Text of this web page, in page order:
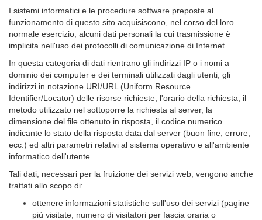
I sistemi informatici e le procedure software preposte al
funzionamento di questo sito acquisiscono, nel corso del loro
normale esercizio, alcuni dati personali la cui trasmissione è
implicita nell'uso dei protocolli di comunicazione di Internet.
In questa categoria di dati rientrano gli indirizzi IP o i nomi a
dominio dei computer e dei terminali utilizzati dagli utenti, gli
indirizzi in notazione URI/URL (Uniform Resource
Identifier/Locator) delle risorse richieste, l'orario della richiesta, il
metodo utilizzato nel sottoporre la richiesta al server, la
dimensione del file ottenuto in risposta, il codice numerico
indicante lo stato della risposta data dal server (buon fine, errore,
ecc.) ed altri parametri relativi al sistema operativo e all'ambiente
informatico dell'utente.
Tali dati, necessari per la fruizione dei servizi web, vengono anche
trattati allo scopo di:
ottenere informazioni statistiche sull'uso dei servizi (pagine
più visitate, numero di visitatori per fascia oraria o